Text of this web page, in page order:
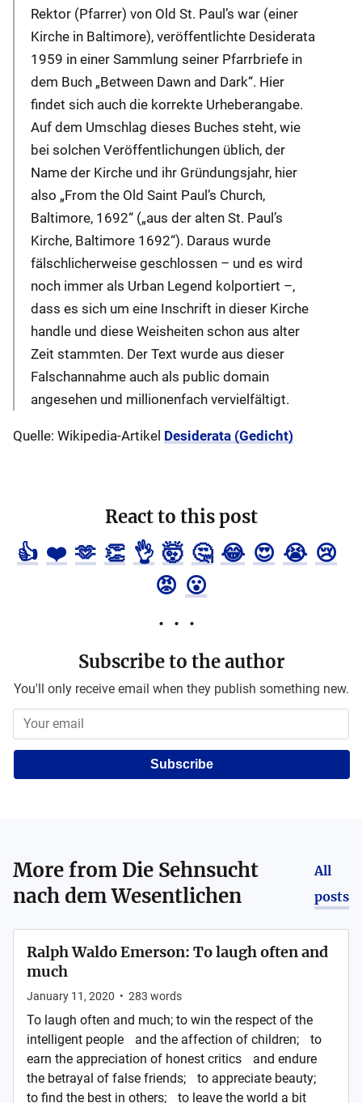
Rektor (Pfarrer) von Old St. Paul’s war (einer
Kirche in Baltimore), veröffentlichte Desiderata
1959 in einer Sammlung seiner Pfarrbriefe in
dem Buch „Between Dawn and Dark“. Hier
findet sich auch die korrekte Urheberangabe.
Auf dem Umschlag dieses Buches steht, wie
bei solchen Veröffentlichungen üblich, der
Name der Kirche und ihr Gründungsjahr, hier
also „From the Old Saint Paul’s Church,
Baltimore, 1692“ („aus der alten St. Paul’s
Kirche, Baltimore 1692“). Daraus wurde
fälschlicherweise geschlossen – und es wird
noch immer als Urban Legend kolportiert –,
dass es sich um eine Inschrift in dieser Kirche
handle und diese Weisheiten schon aus alter
Zeit stammten. Der Text wurde aus dieser
Falschannahme auch als public domain
angesehen und millionenfach vervielfältigt.
Quelle: Wikipedia-Artikel Desiderata (Gedicht)
React to this post
👍 ❤️ 🫶 👏 👌 🤯 🤔 😂 😍 😭 😢
😡 😮
Subscribe to the author
You'll only receive email when they publish something new.
Subscribe
More from Die Sehnsucht
nach dem Wesentlichen
All
posts
Ralph Waldo Emerson: To laugh often and
much
January 11, 2020 • 283 words
To laugh often and much; to win the respect of the
intelligent people and the affection of children; to
earn the appreciation of honest critics and endure
the betrayal of false friends; to appreciate beauty;
to find the best in others; to leave the world a bit